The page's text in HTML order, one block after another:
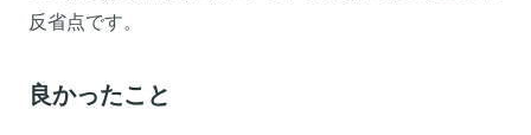
反省点です。
良かったこと